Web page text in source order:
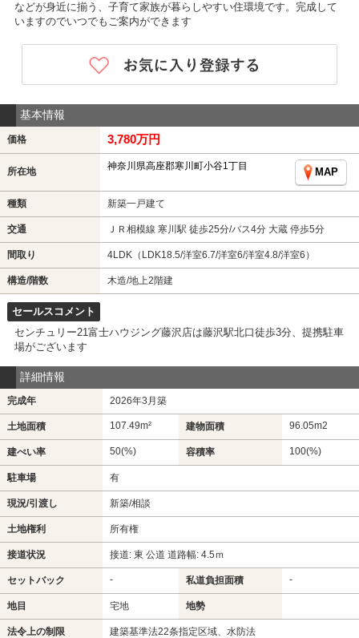
などが身近に揃う、子育て家族が暮らしやすい住環境です。完成して
いますのでいつでもご案内ができます
基本情報
価格 3,780万円
所在地 神奈川県高座郡寒川町小谷1丁目
MAP
種類 新築一戸建て
交通 ＪＲ相模線 寒川駅 徒歩25分/バス4分 大蔵 停歩5分
間取り 4LDK（LDK18.5/洋室6.7/洋室6/洋室4.8/洋室6）
構造/階数 木造/地上2階建
セールスコメント
センチュリー21富士ハウジング藤沢店は藤沢駅北口徒歩3分、提携駐車
場がございます
詳細情報
完成年 2026年3月築
土地面積 107.49m² 建物面積 96.05m2
建ぺい率 50(%) 容積率 100(%)
駐車場 有
現況/引渡し 新築/相談
土地権利 所有権
接道状況 接道: 東 公道 道路幅: 4.5ｍ
セットバック - 私道負担面積 -
地目 宅地 地勢
法令上の制限 建築基準法22条指定区域、水防法